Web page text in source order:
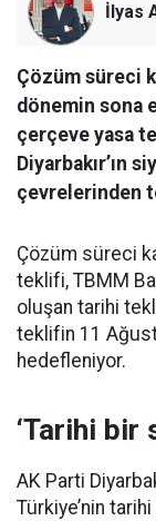
İlyas
Çözüm süreci
dönemin sona
çerçeve yasa
Diyarbakır’ın
çevrelerinden
Çözüm süreci
teklifi, TBMM
oluşan tarihi
teklifin 11
hedefleniyor.
‘Tarihi bir
AK Parti
Türkiye’nin